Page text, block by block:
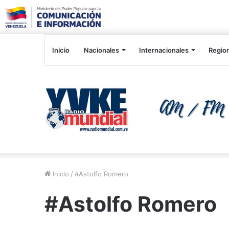
Inicio Nacionales Internacionales
Inicio / #Astolfo Romero
#Astolfo Romero